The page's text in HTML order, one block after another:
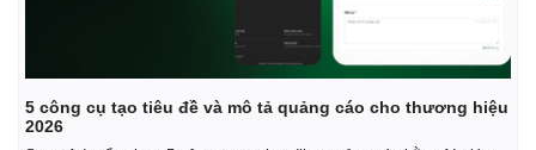
5 công cụ tạo tiêu đề và mô tả quảng cáo cho thương hiệu
2026